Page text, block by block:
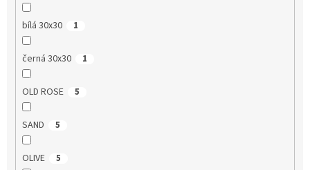
bílá 30x30 1
černá 30x30 1
OLD ROSE 5
SAND 5
OLIVE 5